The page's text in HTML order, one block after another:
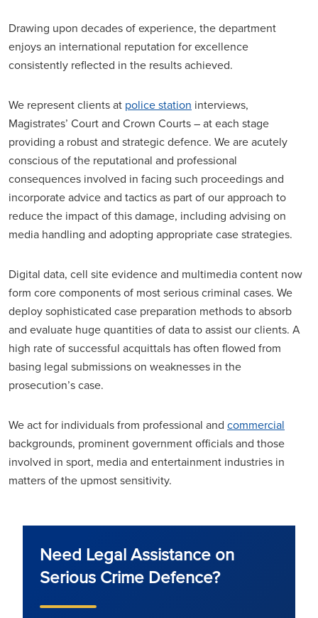
Drawing upon decades of experience, the department
enjoys an international reputation for excellence
consistently reflected in the results achieved.
We represent clients at police station interviews,
Magistrates’ Court and Crown Courts – at each stage
providing a robust and strategic defence. We are acutely
conscious of the reputational and professional
consequences involved in facing such proceedings and
incorporate advice and tactics as part of our approach to
reduce the impact of this damage, including advising on
media handling and adopting appropriate case strategies.
Digital data, cell site evidence and multimedia content now
form core components of most serious criminal cases. We
deploy sophisticated case preparation methods to absorb
and evaluate huge quantities of data to assist our clients. A
high rate of successful acquittals has often flowed from
basing legal submissions on weaknesses in the
prosecution’s case.
We act for individuals from professional and commercial
backgrounds, prominent government officials and those
involved in sport, media and entertainment industries in
matters of the upmost sensitivity.
Need Legal Assistance on
Serious Crime Defence?